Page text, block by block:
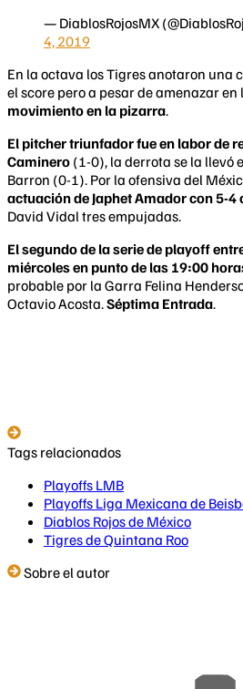
— DiablosRojosMX
4, 2019
En la octava los Tigres anotaron una
el score pero a pesar de amenazar en
movimiento en la pizarra.
El pitcher triunfador fue en labor de
Caminero (1-0), la derrota se la llevó
Barron (0-1). Por la ofensiva del
actuación de Japhet Amador con 5-
David Vidal tres empujadas.
El segundo de la serie de playoff
miércoles en punto de las 19:00
probable por la Garra Felina
Octavio Acosta.Séptima Entrada.
Tags relacionados
Playoffs LMB
Playoffs Liga Mexicana de
Diablos Rojos de México
Tigres de Quintana Roo
Sobre el autor